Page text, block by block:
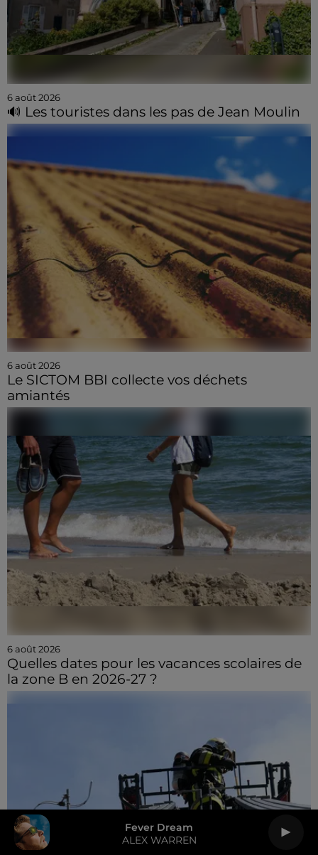
Fever Dream
ALEX WARREN
6 août 2026
🔊 Les touristes dans les pas de Jean Moulin
6 août 2026
Le SICTOM BBI collecte vos déchets
amiantés
6 août 2026
Quelles dates pour les vacances scolaires de
la zone B en 2026-27 ?